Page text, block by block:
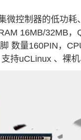
微控制器的低功
16MB/32MB，
数量160PIN，
持uCLinux 、裸